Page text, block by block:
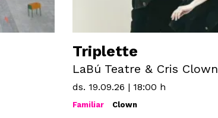
Triplette
LaBú Teatre & Cris Clown
ds. 19.09.26 | 18:00 h
Familiar Clown